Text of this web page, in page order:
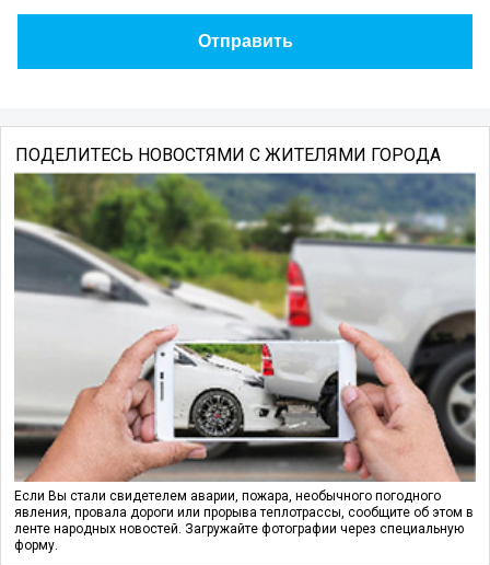
ПОДЕЛИТЕСЬ НОВОСТЯМИ С ЖИТЕЛЯМИ ГОРОДА
Если Вы стали свидетелем аварии, пожара, необычного погодного
явления, провала дороги или прорыва теплотрассы, сообщите об этом в
ленте народных новостей. Загружайте фотографии через специальную
форму.